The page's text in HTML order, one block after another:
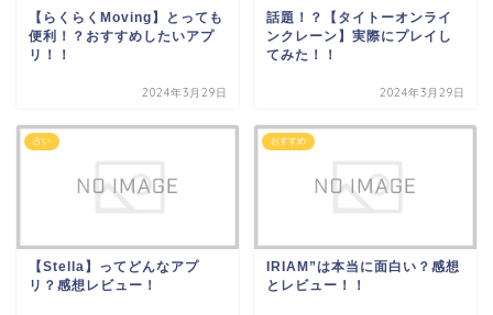
【らくらくMoving】とっても
便利！？おすすめしたいアプ
リ！！
2024年3月29日
話題！？【タイトーオンライ
ンクレーン】実際にプレイし
てみた！！
2024年3月29日
占い
【Stella】ってどんなアプ
リ？感想レビュー！
おすすめ
IRIAM”は本当に面白い？感想
とレビュー！！